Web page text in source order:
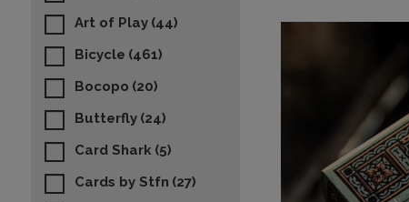
Art of Play (44)
Bicycle (461)
Bocopo (20)
Butterfly (24)
Card Shark (5)
Cards by Stfn (27)